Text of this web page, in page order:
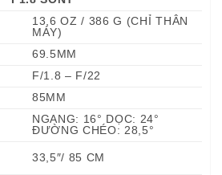
13,6 OZ / 386 G (CHỈ THÂN
MÁY)
69.5MM
F/1.8 – F/22
85MM
NGANG: 16° ​​DỌC: 24°
ĐƯỜNG CHÉO: 28,5°
33,5″/ 85 CM